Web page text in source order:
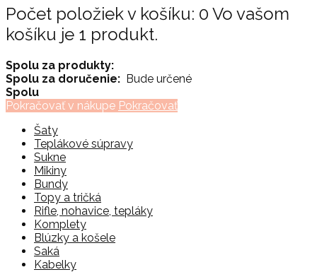
Počet položiek v košíku: 0 Vo vašom
košíku je 1 produkt.
Spolu za produkty:
Spolu za doručenie: Bude určené
Spolu
Pokračovať v nákupe Pokračovať
Šaty
Teplákové súpravy
Sukne
Mikiny
Bundy
Topy a tričká
Rifle, nohavice, tepláky
Komplety
Blúzky a košele
Saká
Kabelky